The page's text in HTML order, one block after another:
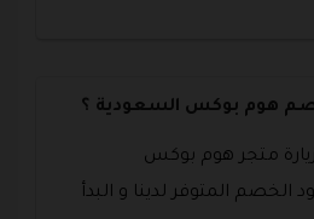
هوم بوكس السعودية ؟
متجر هوم بوكس
المتوفر لدينا و البدأ